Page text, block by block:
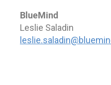
BlueMind
Leslie Saladin